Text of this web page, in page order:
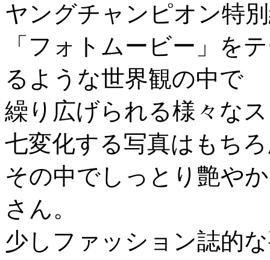
ヤングチャンピオン特
「フォトムービー」を
るような世界観の中で
繰り広げられる様々な
七変化する写真はもち
その中でしっとり艶や
さん。
少しファッション誌的